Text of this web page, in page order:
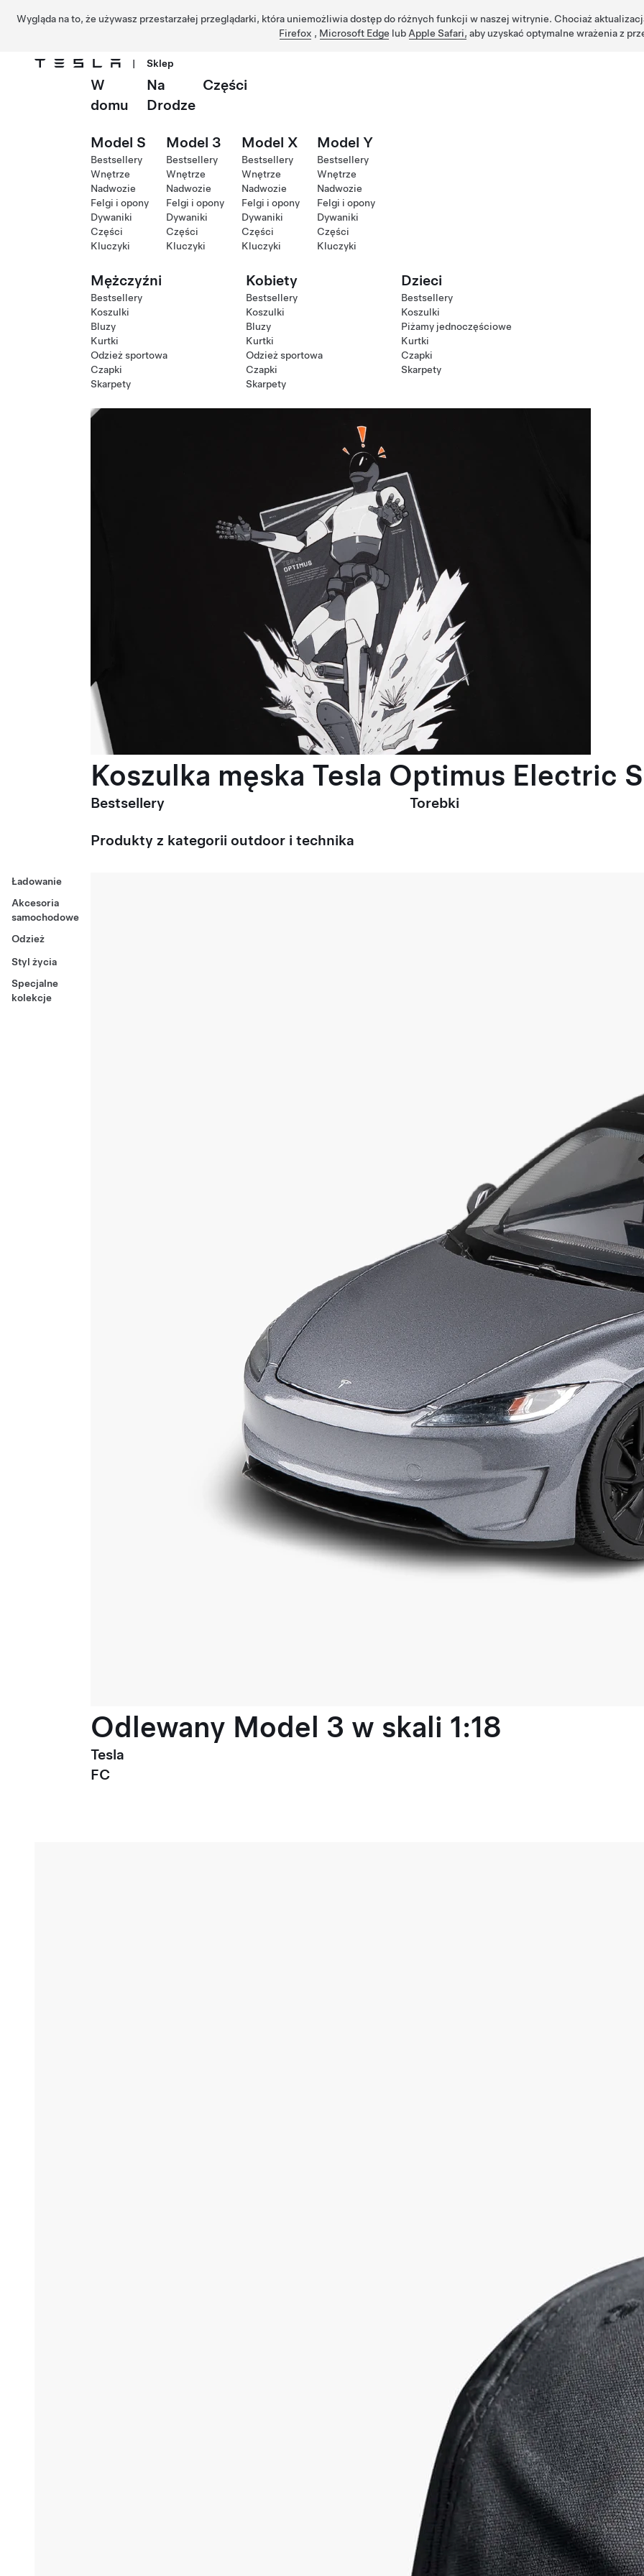
Wygląda na to, że używasz przestarzałej przeglądarki, która uniemożliwia dostęp do różnych funkcji w naszej witrynie. Chociaż
Firefox , Microsoft Edge lub Apple Safari, aby uzyskać optymalne wrażenia z
Przejdź do głównej zawartości
| Sklep
Ładowanie
Akcesoria
samochodowe
Odzież
Styl życia
Specjalne
kolekcje
W
domu
Na
Drodze
Części
Model S
Bestsellery
Wnętrze
Nadwozie
Felgi i opony
Dywaniki
Części
Kluczyki
Model 3
Bestsellery
Wnętrze
Nadwozie
Felgi i opony
Dywaniki
Części
Kluczyki
Model X
Bestsellery
Wnętrze
Nadwozie
Felgi i opony
Dywaniki
Części
Kluczyki
Model Y
Bestsellery
Wnętrze
Nadwozie
Felgi i opony
Dywaniki
Części
Kluczyki
Mężczyźni
Bestsellery
Koszulki
Bluzy
Kurtki
Odzież sportowa
Czapki
Skarpety
Kobiety
Bestsellery
Koszulki
Bluzy
Kurtki
Odzież sportowa
Czapki
Skarpety
Dzieci
Bestsellery
Koszulki
Piżamy jednoczęściowe
Kurtki
Czapki
Skarpety
Koszulka męska Tesla Optimus Electric
Bestsellery Torebki
Produkty z kategorii outdoor i technika
Odlewany Model 3 w skali 1:18
Tesla
FC